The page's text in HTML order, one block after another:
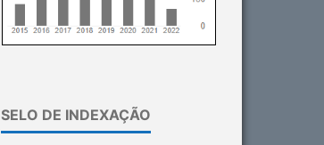
SELO DE INDEXAÇÃO